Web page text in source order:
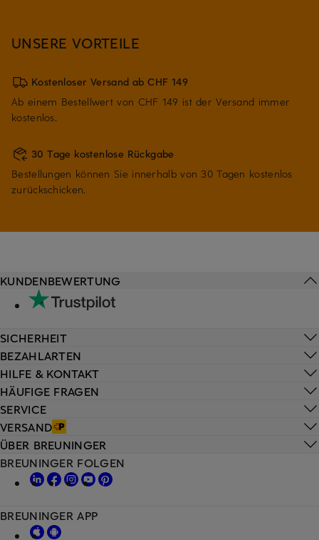
UNSERE VORTEILE
Kostenloser Versand ab CHF 149
Ab einem Bestellwert von CHF 149 ist der Versand immer
kostenlos.
30 Tage kostenlose Rückgabe
Bestellungen können Sie innerhalb von 30 Tagen kostenlos
zurückschicken.
HILFE & KONTAKT
HÄUFIGE FRAGEN
SERVICE
VERSAND
KUNDENBEWERTUNG
SICHERHEIT
BEZAHLARTEN
ÜBER BREUNINGER
BREUNINGER FOLGEN
BREUNINGER APP